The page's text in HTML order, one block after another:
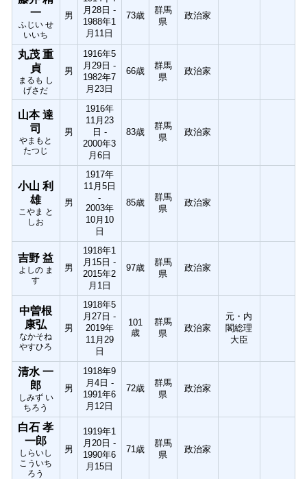
一
ふじい せ
いいち
男
月28日 -
1988年1
月11日
73歳
群馬
県
政治家
丸茂 重
貞
まるも し
げさだ
男
1916年5
月29日 -
1982年7
月23日
66歳
群馬
県
政治家
山本 達
司
やまもと
たつじ
男
1916年
11月23
日 -
2000年3
月6日
83歳
群馬
県
政治家
小山 利
雄
こやま と
しお
男
1917年
11月5日
-
2003年
10月10
日
85歳
群馬
県
政治家
吉野 益
よしの ま
す
男
1918年1
月15日 -
2015年2
月1日
97歳
群馬
県
政治家
中曽根
康弘
なかそね
やすひろ
男
1918年5
月27日 -
2019年
11月29
日
101
歳
群馬
県
政治家
元・内
閣総理
大臣
清水 一
郎
しみず い
ちろう
男
1918年9
月4日 -
1991年6
月12日
72歳
群馬
県
政治家
白石 孝
一郎
しらいし
こういち
ろう
男
1919年1
月20日 -
1990年6
月15日
71歳
群馬
県
政治家